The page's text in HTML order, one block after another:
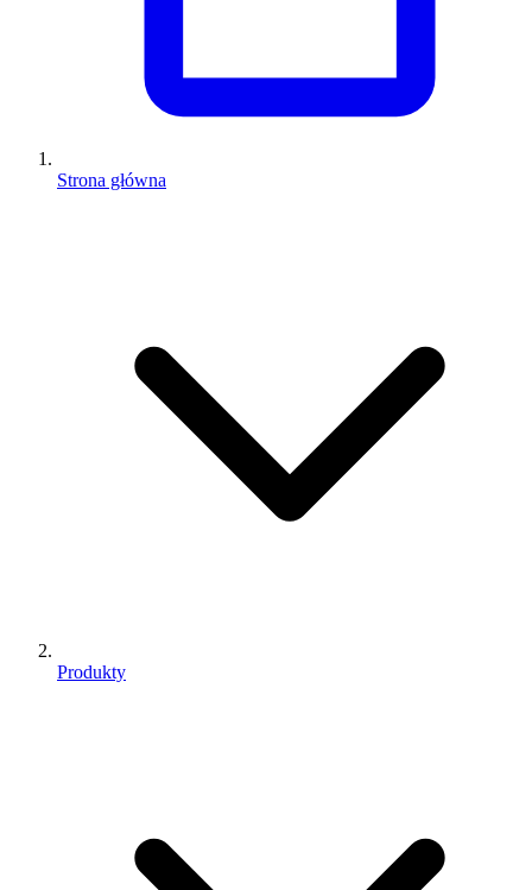
Strona główna
Produkty